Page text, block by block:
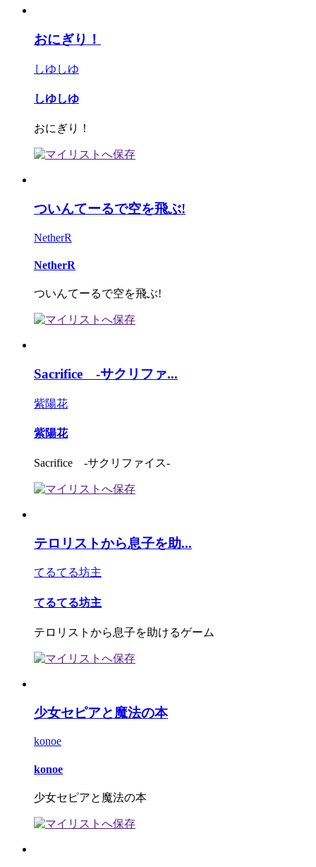
おにぎり！
しゆしゆ
しゆしゆ
おにぎり！
ついんてーるで空を飛ぶ!
NetherR
NetherR
ついんてーるで空を飛ぶ!
Sacrifice -サクリファ...
紫陽花
紫陽花
Sacrifice -サクリファイス-
テロリストから息子を助...
てるてる坊主
てるてる坊主
テロリストから息子を助けるゲーム
少女セピアと魔法の本
konoe
konoe
少女セピアと魔法の本